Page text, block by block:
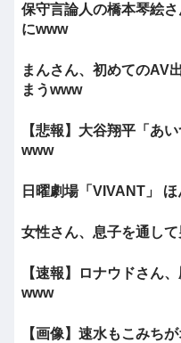
保守言論人の橋本琴絵
にwww
まんさん、初めてのAV
まうwww
【悲報】大谷翔平「あ
www
日曜劇場「VIVANT」
女性さん、息子を通し
【速報】ロナウドさん
www
【画像】速水もこみち